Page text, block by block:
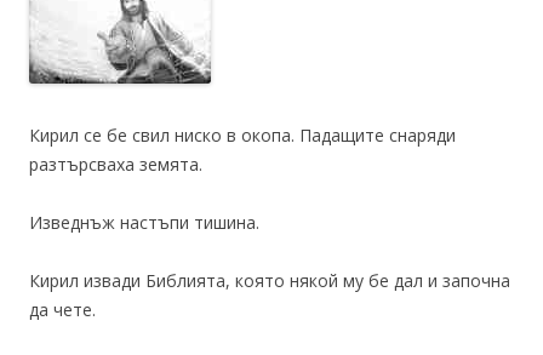
Кирил се бе свил ниско в окопа. Падащите снаряди
разтърсваха земята.
Изведнъж настъпи тишина.
Кирил извади Библията, която някой му бе дал и започна
да чете.